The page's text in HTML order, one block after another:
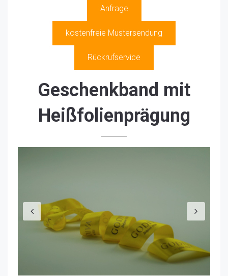
Anfrage
kostenfreie Mustersendung
Rückrufservice
Geschenkband mit
Heißfolienprägung